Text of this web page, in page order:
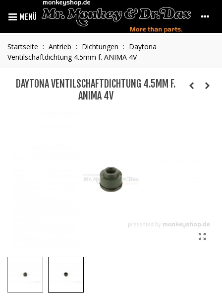
MENÜ
Startseite : Antrieb : Dichtungen : Daytona
Ventilschaftdichtung 4.5mm f. ANIMA 4V
DAYTONA VENTILSCHAFTDICHTUNG 4.5MM F.
ANIMA 4V